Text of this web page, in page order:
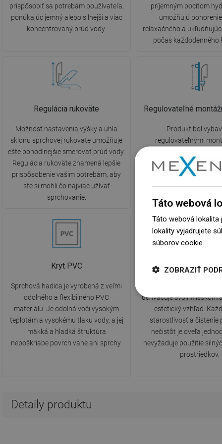
prispôsobiť sa potrebám používateľa,
ponúkajúc jemný alebo silnejší a viac
koncentrovaný prúd vody.
príjemným pocitom
umožňujú
relaxačného a
počas každodenného
Regulácia rukoväte
Možnosť nastavenia výšky a uhla
sklonu sprchovej rukoväte umožňuje
ešte pohodlnejšie smerovať prúd vody.
Regulácia rukoväte znamená lepšie
prispôsobenie vašim potrebám, aby
ste si mohli čo najviac užívať
sprchovanie.
Regulovateľné
Produkt bol
regulovateľnými
nastavenie výšky
ešte jednoduchšie a
využiť dostupnú
Kryt PVC
Sprchová hadica je vyrobená z veľmi
odolného a flexibilného PVC
materiálu. Je odolná voči vysokým
teplotám a vysokému tlaku vody, a jej
mäkká a hladká štruktúra
nepoškriabe povrch vane ani sprchy.
uchvacuje svojím leskom
estetický vzhľad.
starostlivosť a čistenie
nečistôt je oveľa
nevyžaduje použitie
prostriedkov.
Detaily produktu
Táto webová
Táto webová lokalita
lokality vyjadrujete
súborov cookie.
ZOBRAZIŤ